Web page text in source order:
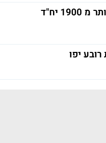
יח"ד
יפו